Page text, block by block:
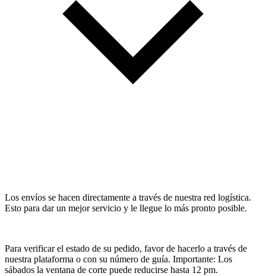
Los envíos se hacen directamente a través de nuestra red logística.
Esto para dar un mejor servicio y le llegue lo más pronto posible.
Para verificar el estado de su pedido, favor de hacerlo a través de
nuestra plataforma o con su número de guía. Importante: Los
sábados la ventana de corte puede reducirse hasta 12 pm.